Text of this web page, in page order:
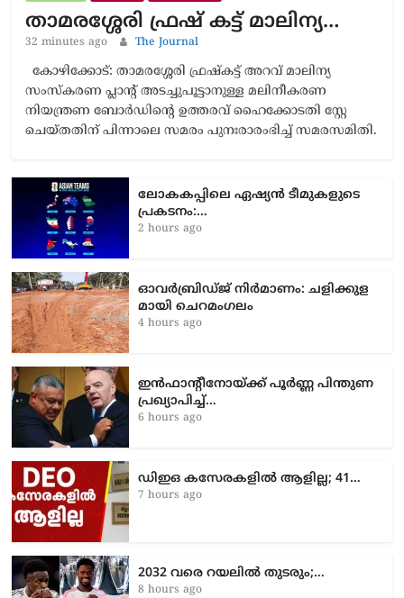
താമരശ്ശേരി ഫ്രഷ് കട്ട് മാലിന്യ…
32 minutes ago The Journal
കോഴിക്കോട്: താമരശ്ശേരി ഫ്രഷ്കട്ട് അറവ് മാലിന്യ
സംസ്‌കരണ പ്ലാന്റ് അടച്ചുപൂട്ടാനുള്ള മലിനീകരണ
നിയന്ത്രണ ബോർഡിന്റെ ഉത്തരവ് ഹൈക്കോടതി സ്റ്റേ
ചെയ്തതിന് പിന്നാലെ സമരം പുനഃരാരംഭിച്ച് സമരസമിതി.
ലോകകപ്പിലെ ഏഷ്യന്‍ ടീമുകളുടെ
പ്രകടനം:…
2 hours ago
ഓവർബ്രിഡ്ജ് നിർമാണം: ച​ളി​ക്കു​ള​
മാ​യി ചെ​റ​മം​ഗ​ലം
4 hours ago
ഇൻഫാന്റീനോയ്ക്ക് പൂർണ്ണ പിന്തുണ
പ്രഖ്യാപിച്ച്…
6 hours ago
ഡിഇഒ കസേരകളില്‍ ആളില്ല; 41…
7 hours ago
2032 വരെ റയലിൽ തുടരും;…
8 hours ago